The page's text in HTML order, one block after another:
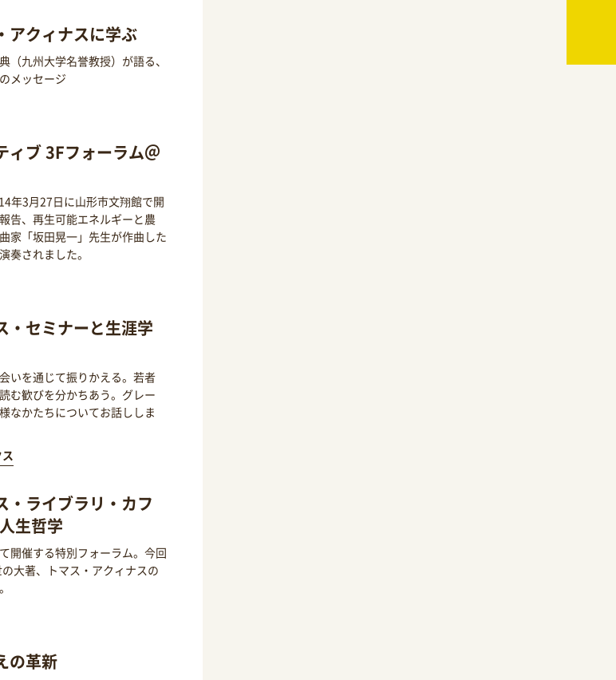
クィナスに学ぶ
（九州大学名誉教授）が語る、
メッセージ
ィブ 3Fフォーラム＠
年3月27日に山形市文翔館で開
告、再生可能エネルギーと農
家「坂田晃一」先生が作曲した
奏されました。
・セミナーと生涯学
いを通じて振りかえる。若者
む歓びを分かちあう。グレー
なかたちについてお話ししま
・ライブラリ・カフ
生哲学
開催する特別フォーラム。今回
大著、トマス・アクィナスの
の革新